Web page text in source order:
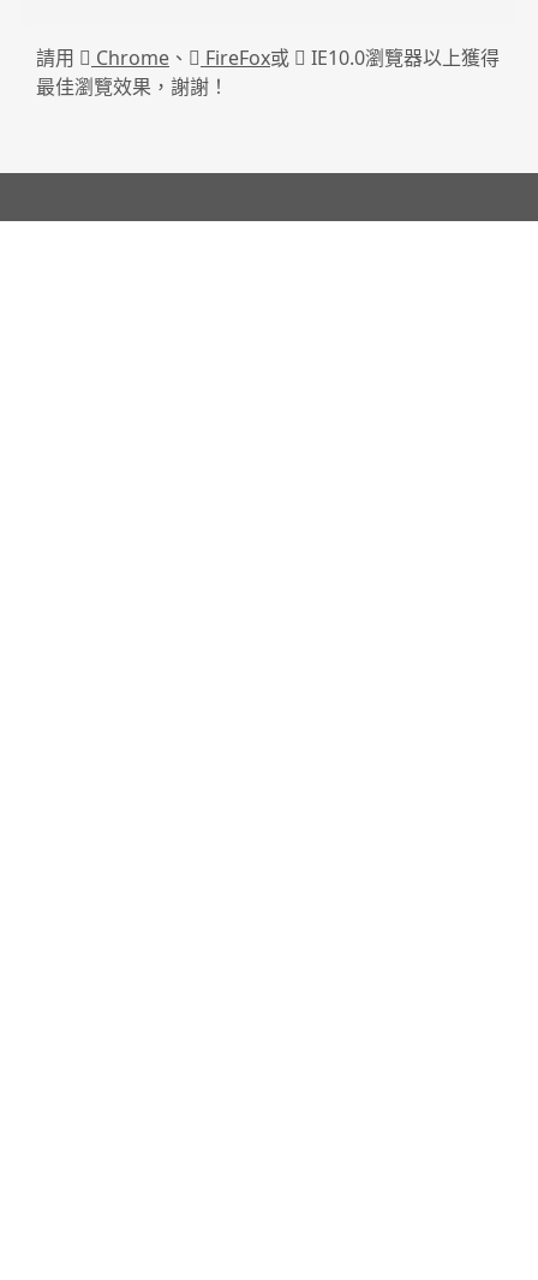
請用 Chrome 、 FireFox或
IE10.0瀏覽器以上獲得
最佳瀏覽效果，謝謝！